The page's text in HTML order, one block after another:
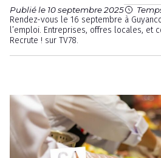
Publié le 10 septembre 2025
Rendez-vous le 16 septembre à
l’emploi. Entreprises, offres locales, et
Recrute ! sur TV78.